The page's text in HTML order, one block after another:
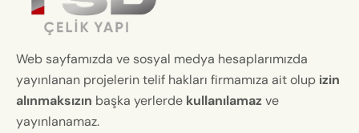
Web sayfamızda ve sosyal medya hesaplarımızda
yayınlanan projelerin telif hakları firmamıza ait olup izin
alınmaksızın başka yerlerde kullanılamazve
yayınlanamaz.